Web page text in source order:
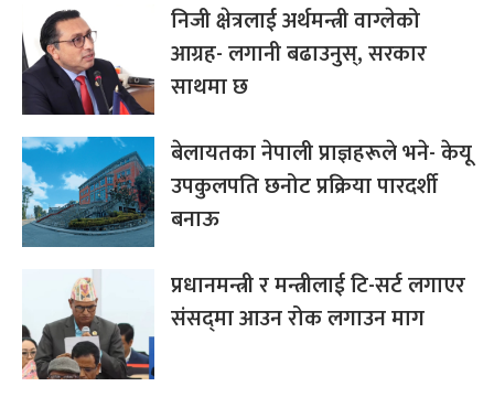
निजी क्षेत्रलाई अर्थमन्त्री वाग्लेको
आग्रह- लगानी बढाउनुस्, सरकार
साथमा छ
बेलायतका नेपाली प्राज्ञहरूले भने- केयू
उपकुलपति छनोट प्रक्रिया पारदर्शी
बनाऊ
प्रधानमन्त्री र मन्त्रीलाई टि-सर्ट लगाएर
संसद्‌मा आउन रोक लगाउन माग